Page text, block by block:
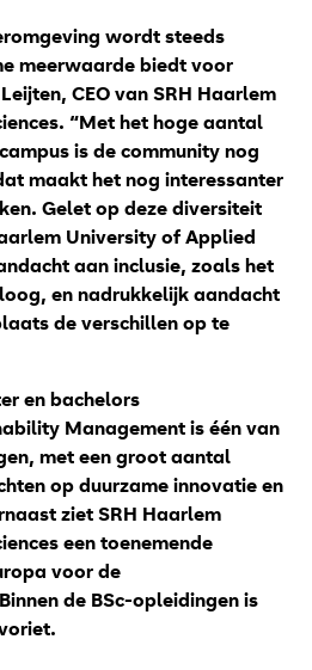
wordt steeds
meerwaarde biedt voor
CEO van SRH Haarlem
“Met het hoge aantal
is de community nog
maakt het nog interessanter
Gelet op deze diversiteit
University of Applied
aan inclusie, zoals het
en nadrukkelijk aandacht
de verschillen op te
en bachelors
Management is één van
met een groot aantal
op duurzame innovatie en
ziet SRH Haarlem
een toenemende
voor de
de BSc-opleidingen is